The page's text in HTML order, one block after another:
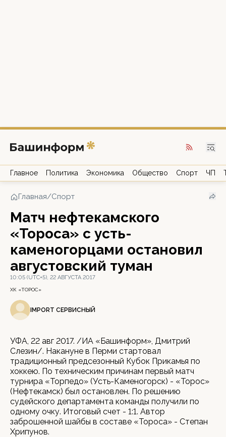
Главное Политика Экономика Общество Спорт ЧП
Главная/Спорт
Матч нефтекамского
«Тороса» с усть-
каменогорцами остановил
августовский туман
10:05 (UTC+5), 22 АВГУСТА 2017
ХК «ТОРОС»
IMPORT СЕРВИСНЫЙ
УФА, 22 авг 2017. /ИА «Башинформ», Дмитрий
Слезин/. Накануне в Перми стартовал
традиционный предсезонный Кубок Прикамья по
хоккею. По техническим причинам первый матч
турнира «Торпедо» (Усть-Каменогорск) - «Торос»
(Нефтекамск) был остановлен. По решению
судейского департамента команды получили по
одному очку. Итоговый счет - 1:1. Автор
заброшенной шайбы в составе «Тороса» - Степан
Хрипунов.